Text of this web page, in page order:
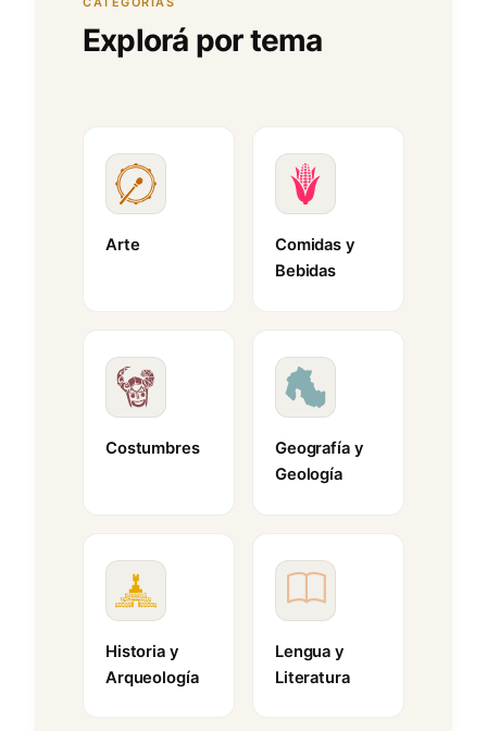
Explorá por tema
Arte
Comidas y
Bebidas
Costumbres
Geografía y
Geología
Historia y
Arqueología
Lengua y
Literatura